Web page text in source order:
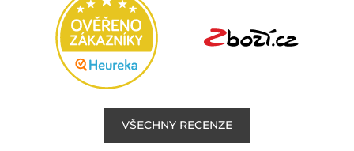
VŠECHNY RECENZE